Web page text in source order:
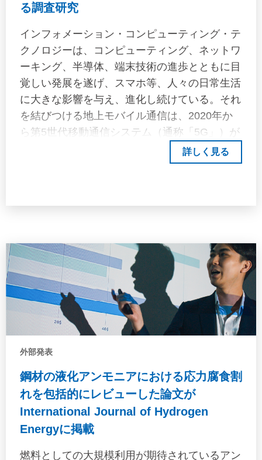
スペクトル，海象情報を用いて評価されること
した手法で評価することが難しい特異な運動が
コンテナ船の大傾斜を生じることがあり得る
等，いまだに実海域において船舶に生じる運動
には不確実性が少なからず残っている。そこ
で，本研究では，過去の実船計測プロジェクト
で計測された船体運動データを分析すること
で，実際に船舶が遭遇し，コンテナ固縛の強度
に影響する船体運動を明らかにすることで，コ
of hull strength assessment, an accurate
structural strength prediction without excesses
or deficiencies. Apart from fatigue strength
assessment, the hull response except during
rough weather when the probability of
occurrence is low is not important for hull
structural strength assessment. On the other
hand, container stacking arrangement
loads acting on the container stacks using the
hull motions obtained for each voyage, taking
into account the sea conditions corresponding
to the respective voyage area. In the case of
container vessels, container spillage accidents
る調査研究
インフォメーション・コンピューティング・テ
クノロジーは、コンピューティング、ネットワ
ーキング、半導体、端末技術の進歩とともに目
覚しい発展を遂げ、スマホ等、人々の日常生活
に大きな影響を与え、進化し続けている。それ
を結びつける地上モバイル通信は、2020年か
ら第5世代移動通信システム（通称「5G」）が
導入され始めている。 5Gの適用範囲を地上以
外のエリアに拡大し通信衛星等を用いる NTN
紹介する。その上で、遠隔操船におけるコネク
ティビティの実現に向けた簡単な提案を示し、
ROCにおける状況認識の要求について、機能
面・性能面の両側面から具体的な方向性をもっ
て業界内で議論が進むことを期待する。
詳しく見る
外部発表
鋼材の液化アンモニアにおける応力腐食割
れを包括的にレビューした論文が
International Journal of Hydrogen
Energyに掲載
燃料としての大規模利用が期待されているアン